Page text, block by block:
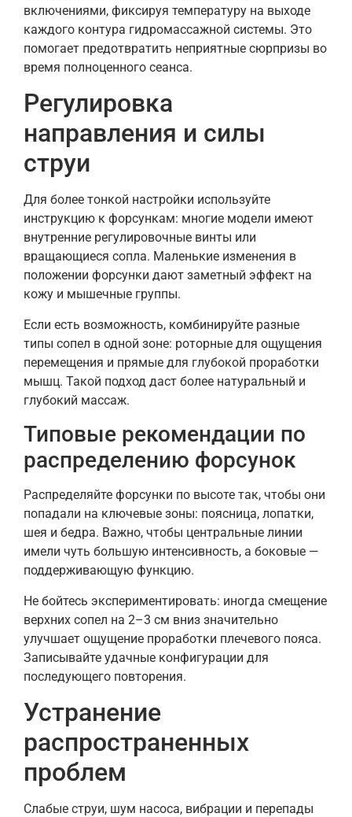
включениями, фиксируя температуру на выходе
каждого контура гидромассажной системы. Это
помогает предотвратить неприятные сюрпризы во
время полноценного сеанса.
Регулировка
направления и силы
струи
Для более тонкой настройки используйте
инструкцию к форсункам: многие модели имеют
внутренние регулировочные винты или
вращающиеся сопла. Маленькие изменения в
положении форсунки дают заметный эффект на
кожу и мышечные группы.
Если есть возможность, комбинируйте разные
типы сопел в одной зоне: роторные для ощущения
перемещения и прямые для глубокой проработки
мышц. Такой подход даст более натуральный и
глубокий массаж.
Типовые рекомендации по
распределению форсунок
Распределяйте форсунки по высоте так, чтобы они
попадали на ключевые зоны: поясница, лопатки,
шея и бедра. Важно, чтобы центральные линии
имели чуть большую интенсивность, а боковые —
поддерживающую функцию.
Не бойтесь экспериментировать: иногда смещение
верхних сопел на 2–3 см вниз значительно
улучшает ощущение проработки плечевого пояса.
Записывайте удачные конфигурации для
последующего повторения.
Устранение
распространенных
проблем
Слабые струи, шум насоса, вибрации и перепады